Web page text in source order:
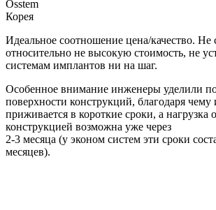
Osstem
Корея
Идеальное соотношение цена/качество. Не
относительно не высокую стоимость, не
системам имплантов ни на шаг.
Особенное внимание инженеры уделили
поверхности конструкций, благодаря чему
приживается в короткие сроки, а нагрузка
конструкцией возможна уже через
2-3 месяца (у эконом систем эти сроки
месяцев).